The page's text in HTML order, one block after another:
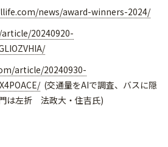
news/award-winners-2024/
20240920-
article/20240930-
4POACE/(交通量をAIで調査、バスに隠
は左折 法政大・住吉氏)